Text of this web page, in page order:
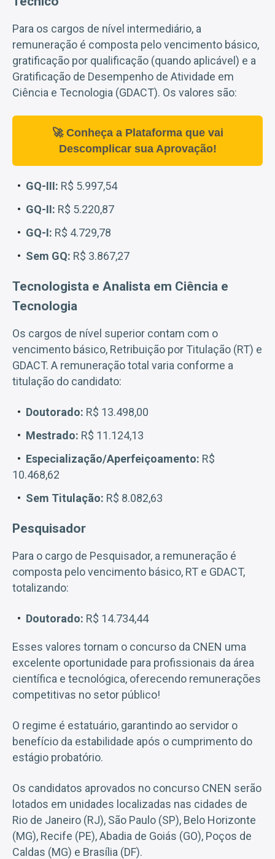
Para os cargos de nível intermediário, a
remuneração é composta pelo vencimento básico,
gratificação por qualificação (quando aplicável) e a
Gratificação de Desempenho de Atividade em
Ciência e Tecnologia (GDACT). Os valores são:
🚀 Conheça a Plataforma que vai
Descomplicar sua Aprovação!
GQ-III: R$ 5.997,54
GQ-II: R$ 5.220,87
GQ-I: R$ 4.729,78
Sem GQ: R$ 3.867,27
Tecnologista e Analista em Ciência e
Tecnologia
Os cargos de nível superior contam com o
vencimento básico, Retribuição por Titulação (RT) e
GDACT. A remuneração total varia conforme a
titulação do candidato:
Doutorado: R$ 13.498,00
Mestrado: R$ 11.124,13
Especialização/Aperfeiçoamento: R$
10.468,62
Sem Titulação: R$ 8.082,63
Pesquisador
Para o cargo de Pesquisador, a remuneração é
composta pelo vencimento básico, RT e GDACT,
totalizando:
Doutorado: R$ 14.734,44
Esses valores tornam o concurso da CNEN uma
excelente oportunidade para profissionais da área
científica e tecnológica, oferecendo remunerações
competitivas no setor público!
O regime é estatuário, garantindo ao servidor o
benefício da estabilidade após o cumprimento do
estágio probatório.
Os candidatos aprovados no concurso CNEN serão
lotados em unidades localizadas nas cidades de
Rio de Janeiro (RJ), São Paulo (SP), Belo Horizonte
(MG), Recife (PE), Abadia de Goiás (GO), Poços de
Caldas (MG) e Brasília (DF).